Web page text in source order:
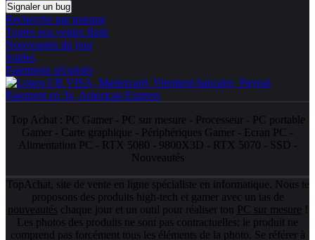
Signaler un bug
Recherche par marque
Toutes nos ventes flash
Nouveautés du jour
Soldes
Paiements sécurisés
Top Achat : PC Gamer- PC sur mesure - Processeur- PC portable
Gamer - Carte graphique - Périphériques Gamer - Ecran PC -
Alimentation PC - RTX 5080 - 9800X3D - RTX 5070 - SSD -
Nouveautés
TopAchat, site de vente en ligne spécialiste en informatique. Nous te
proposons des produits high-tech et gamer avec un tas de
nouveautés chaque jour et un outil pour réaliser ton PC sur mesure !
Les photos des produits ne sont pas contractuelles; le produit ne
comprend pas forcément tous les éléments de la photo. Se référer à